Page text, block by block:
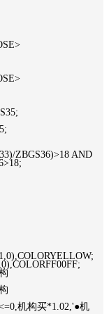
ZBGS36)>18 AND
机构买*1.02,'●机